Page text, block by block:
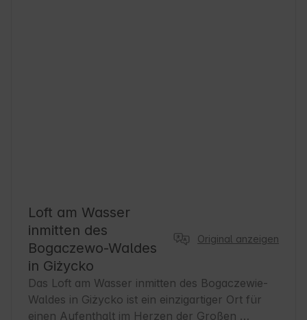
Loft am Wasser
inmitten des
Bogaczewo-Waldes
in Giżycko
Original anzeigen
Das Loft am Wasser inmitten des Bogaczewie-
Waldes in Giżycko ist ein einzigartiger Ort für
einen Aufenthalt im Herzen der Großen